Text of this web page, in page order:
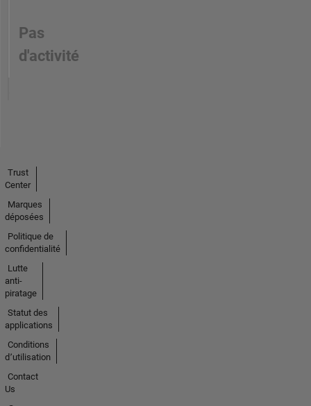
Pas
d'activité
Trust
Center
Marques
déposées
Politique de
confidentialité
Lutte
anti-
piratage
Statut des
applications
Conditions
d՚utilisation
Contact
Us